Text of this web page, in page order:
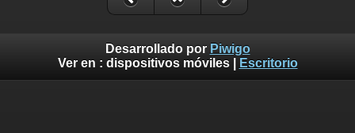
Desarrollado por Piwigo
Ver en : dispositivos móviles| Escritorio